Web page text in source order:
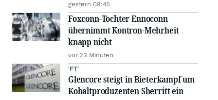
gestern 08:45
Foxconn-Tochter Ennoconn
übernimmt Kontron-Mehrheit
knapp nicht
vor 23 Minuten
'FT'
Glencore steigt in Bieterkampf um
Kobaltproduzenten Sherritt ein